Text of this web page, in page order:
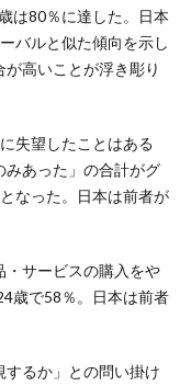
は80％に達した。日本
バルと似た傾向を示し
高いことが浮き彫り
失望したことはある
みあった」の合計がグ
なった。日本は前者が
・サービスの購入をや
歳で58％。日本は前者
するか」との問い掛け